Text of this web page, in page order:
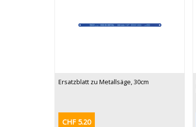
Ersatzblatt zu Metallsäge, 30cm
CHF 5.20